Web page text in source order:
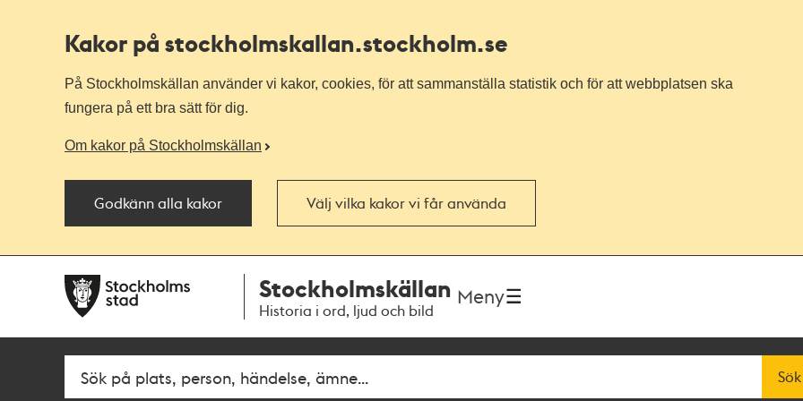
Kakor på stockholmskallan.stockholm.se
På Stockholmskällan använder vi kakor, cookies, för att sammanställa statistik och för att webbplatsen ska
fungera på ett bra sätt för dig.
Om kakor på Stockholmskällan
Godkänn alla kakor Välj vilka kakor vi får använda
navigationen
huvudinnehållet
Stockholmskällan
Historia i ord, ljud och bild
Meny
Fritextsök Sök